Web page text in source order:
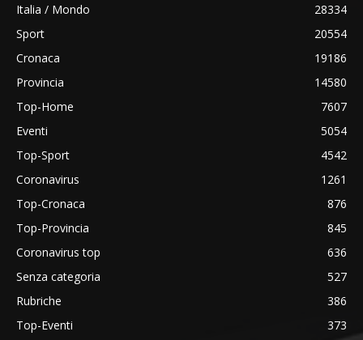
Italia / Mondo
28334
Sport
20554
Cronaca
19186
Provincia
14580
Top-Home
7607
Eventi
5054
Top-Sport
4542
Coronavirus
1261
Top-Cronaca
876
Top-Provincia
845
Coronavirus top
636
Senza categoria
527
Rubriche
386
Top-Eventi
373